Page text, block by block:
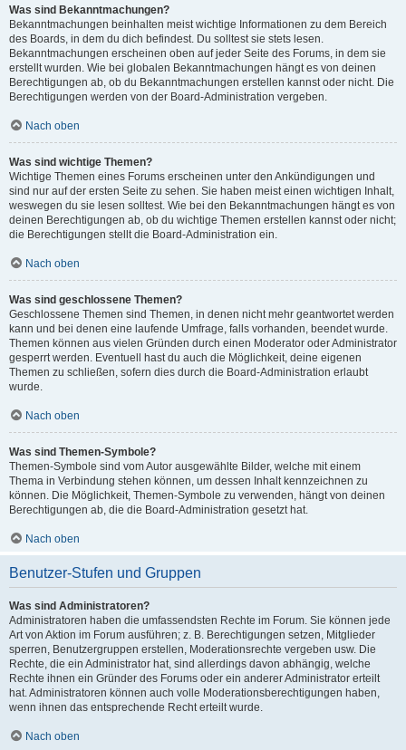
Was sind Bekanntmachungen?
Bekanntmachungen beinhalten meist wichtige Informationen zu dem Bereich
des Boards, in dem du dich befindest. Du solltest sie stets lesen.
Bekanntmachungen erscheinen oben auf jeder Seite des Forums, in dem sie
erstellt wurden. Wie bei globalen Bekanntmachungen hängt es von deinen
Berechtigungen ab, ob du Bekanntmachungen erstellen kannst oder nicht. Die
Berechtigungen werden von der Board-Administration vergeben.
Nach oben
Was sind wichtige Themen?
Wichtige Themen eines Forums erscheinen unter den Ankündigungen und
sind nur auf der ersten Seite zu sehen. Sie haben meist einen wichtigen Inhalt,
weswegen du sie lesen solltest. Wie bei den Bekanntmachungen hängt es von
deinen Berechtigungen ab, ob du wichtige Themen erstellen kannst oder nicht;
die Berechtigungen stellt die Board-Administration ein.
Nach oben
Was sind geschlossene Themen?
Geschlossene Themen sind Themen, in denen nicht mehr geantwortet werden
kann und bei denen eine laufende Umfrage, falls vorhanden, beendet wurde.
Themen können aus vielen Gründen durch einen Moderator oder Administrator
gesperrt werden. Eventuell hast du auch die Möglichkeit, deine eigenen
Themen zu schließen, sofern dies durch die Board-Administration erlaubt
wurde.
Nach oben
Was sind Themen-Symbole?
Themen-Symbole sind vom Autor ausgewählte Bilder, welche mit einem
Thema in Verbindung stehen können, um dessen Inhalt kennzeichnen zu
können. Die Möglichkeit, Themen-Symbole zu verwenden, hängt von deinen
Berechtigungen ab, die die Board-Administration gesetzt hat.
Nach oben
Benutzer-Stufen und Gruppen
Was sind Administratoren?
Administratoren haben die umfassendsten Rechte im Forum. Sie können jede
Art von Aktion im Forum ausführen; z. B. Berechtigungen setzen, Mitglieder
sperren, Benutzergruppen erstellen, Moderationsrechte vergeben usw. Die
Rechte, die ein Administrator hat, sind allerdings davon abhängig, welche
Rechte ihnen ein Gründer des Forums oder ein anderer Administrator erteilt
hat. Administratoren können auch volle Moderationsberechtigungen haben,
wenn ihnen das entsprechende Recht erteilt wurde.
Nach oben